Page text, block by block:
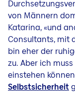
von Männern
Katarina, «und
Consultants, mit
bin eher der
zu. Aber ich
einstehen
Selbstsicherheit